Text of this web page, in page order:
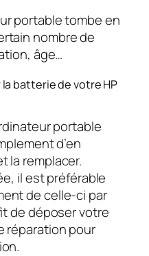
portable tombe en
nombre de
âge…
batterie de votre HP
portable
d’en
la remplacer.
il est préférable
de celle-ci par
de déposer votre
réparation pour